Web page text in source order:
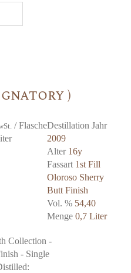
)
/ FlascheDestillation Jahr
2009
Alter 16y
Fassart 1st Fill
Oloroso Sherry
Butt Finish
Vol. % 54,40
Menge0,7 Liter
Collection -
- Single